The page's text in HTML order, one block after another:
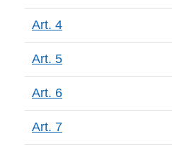
Art. 4
Art. 5
Art. 6
Art. 7